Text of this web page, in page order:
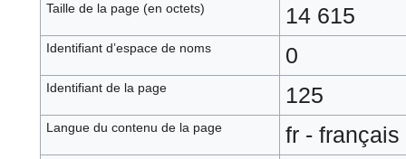
Taille de la page (en octets) 14 615
Identifiant dʼespace de noms 0
Identifiant de la page 125
Langue du contenu de la page fr - français